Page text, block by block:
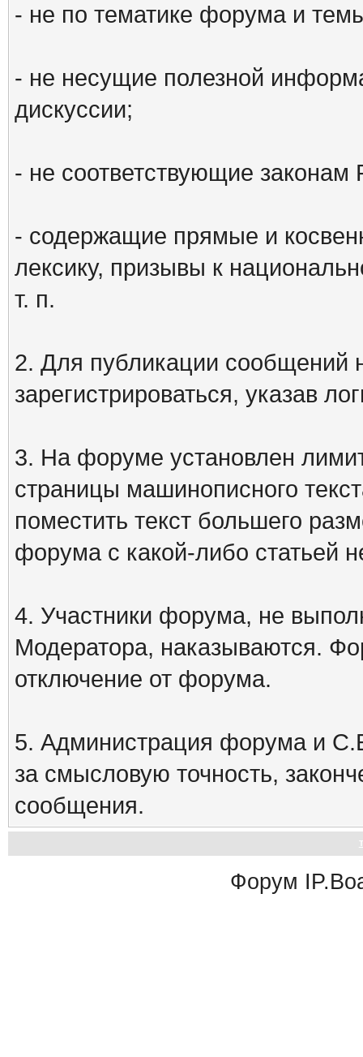
- не по тематике форума и
- не несущие полезной
дискуссии;
- не соответствующие законам
- содержащие прямые и
лексику, призывы к
т. п.
2. Для публикации сообщений
зарегистрироваться, указав
3. На форуме установлен
страницы машинописного
поместить текст большего
форума с какой-либо статьей
4. Участники форума, не
Модератора, наказываются.
отключение от форума.
5. Администрация форума и
за смысловую точность,
сообщения.
Форум